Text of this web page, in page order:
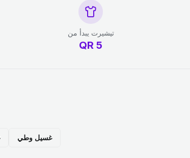
تيشيرت يبدأ من
5
QR
غسيل وطي